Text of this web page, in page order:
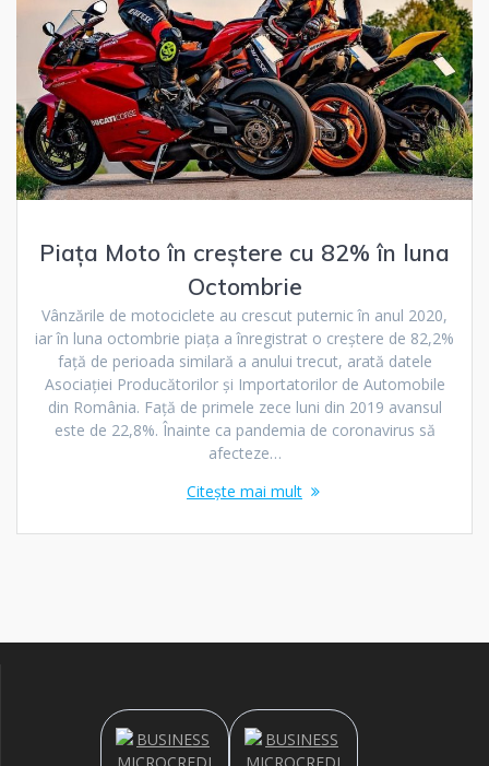
Piața Moto în creștere cu 82% în luna
Octombrie
Vânzările de motociclete au crescut puternic în anul 2020,
iar în luna octombrie piața a înregistrat o creștere de 82,2%
față de perioada similară a anului trecut, arată datele
Asociației Producătorilor și Importatorilor de Automobile
din România. Față de primele zece luni din 2019 avansul
este de 22,8%. Înainte ca pandemia de coronavirus să
afecteze…
Citește mai mult